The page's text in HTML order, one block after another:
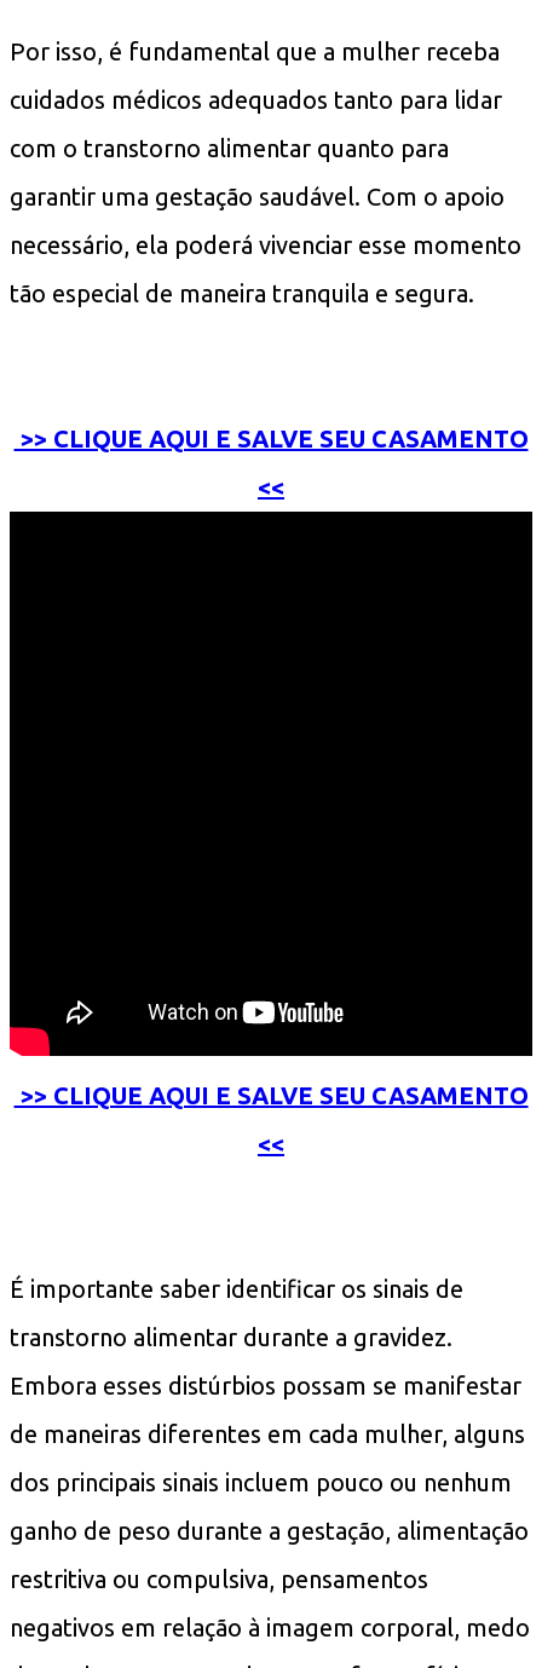
Por isso, é fundamental que a mulher receba
cuidados médicos adequados tanto para lidar
com o transtorno alimentar quanto para
garantir uma gestação saudável. Com o apoio
necessário, ela poderá vivenciar esse momento
tão especial de maneira tranquila e segura.
>> CLIQUE AQUI E SALVE SEU CASAMENTO
<<
>> CLIQUE AQUI E SALVE SEU CASAMENTO
<<
É importante saber identificar os sinais de
transtorno alimentar durante a gravidez.
Embora esses distúrbios possam se manifestar
de maneiras diferentes em cada mulher, alguns
dos principais sinais incluem pouco ou nenhum
ganho de peso durante a gestação, alimentação
restritiva ou compulsiva, pensamentos
negativos em relação à imagem corporal, medo